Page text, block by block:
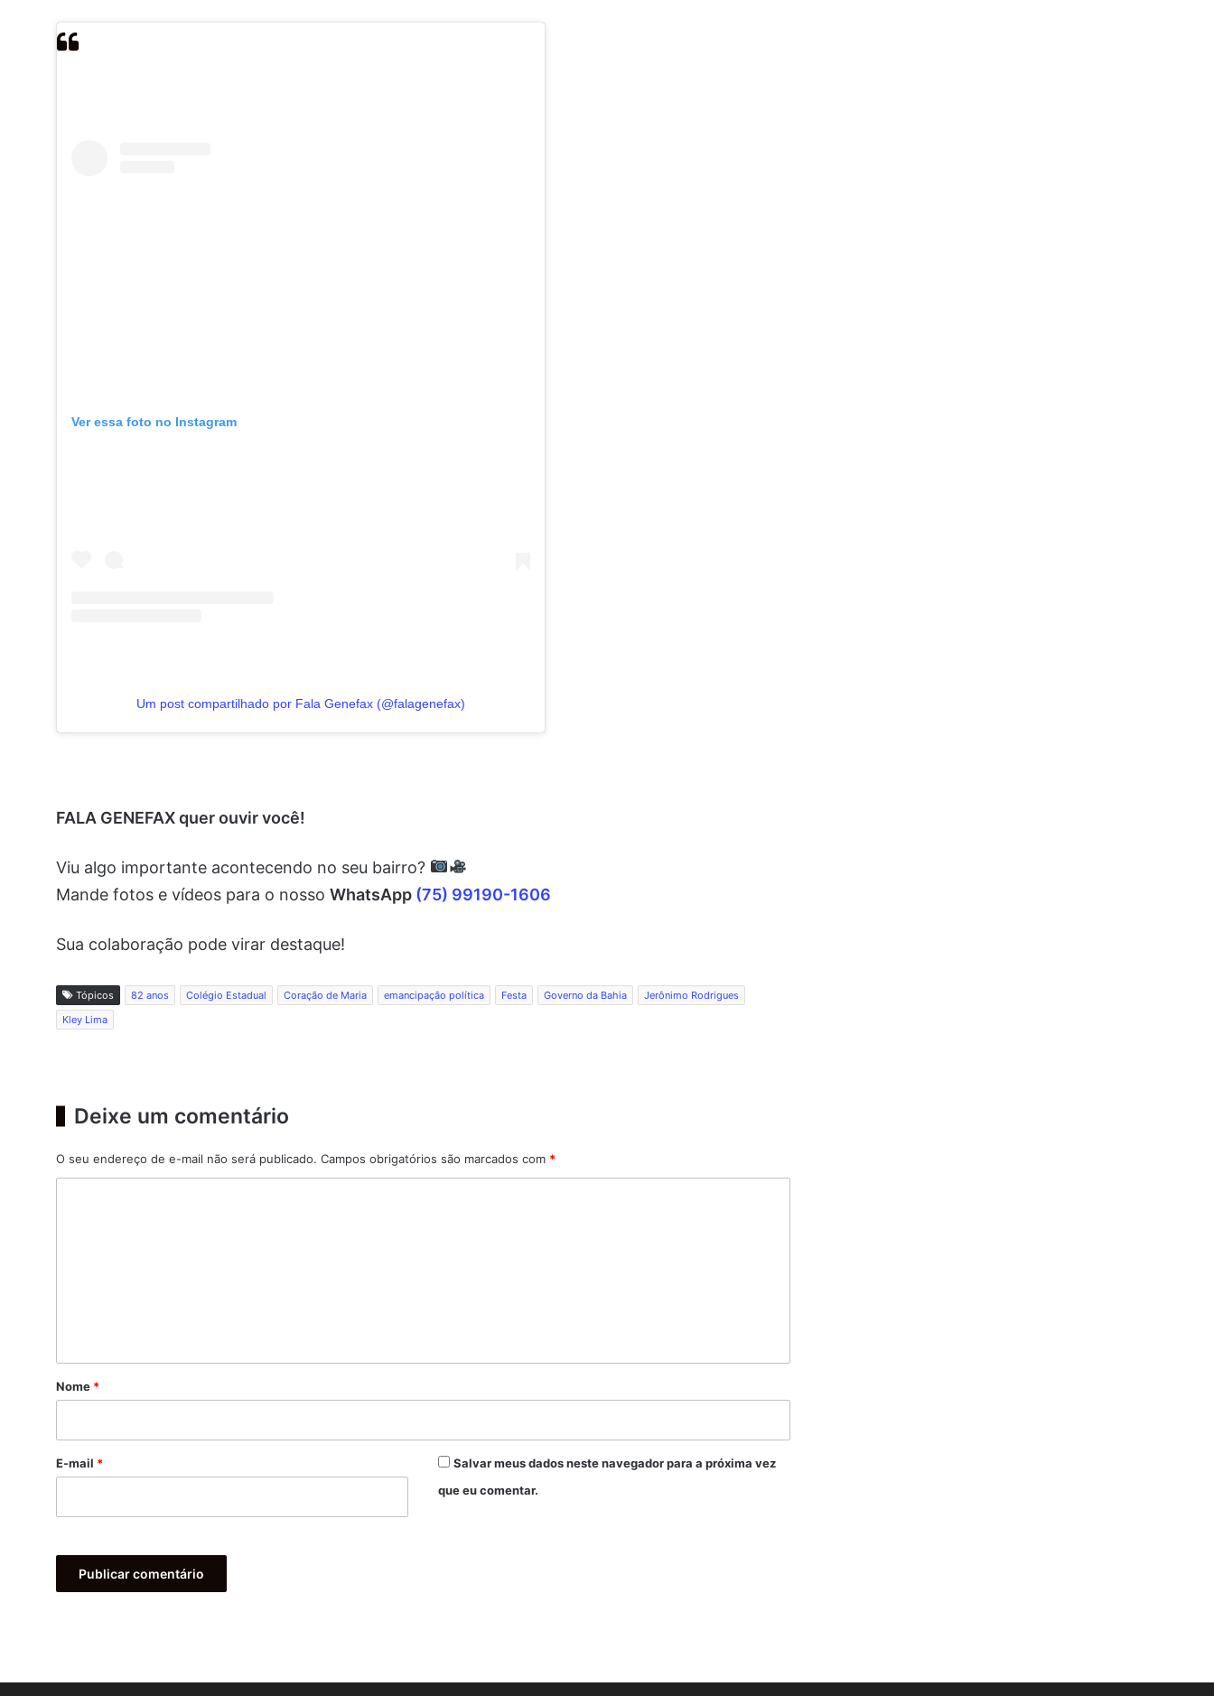
Ver essa foto no Instagram
Um post compartilhado por Fala Genefax (@falagenefax)
FALA GENEFAX quer ouvir você!
Viu algo importante acontecendo no seu bairro?
Mande fotos e vídeos para o nosso WhatsApp (75) 99190-1606
Sua colaboração pode virar destaque!
Tópicos 82 anos Colégio Estadual Coração de Maria emancipação política Festa Governo da Bahia
Jerônimo Rodrigues
Kley Lima
Deixe um comentário
O seu endereço de e-mail não será publicado. Campos obrigatórios são marcados com *
r
*
Nome *
E-mail *
Salvar meus dados neste navegador para a próxima vez
que eu comentar.